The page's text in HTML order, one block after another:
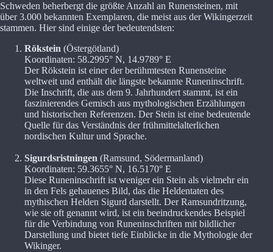
Schweden beherbergt die größte Anzahl an Runensteinen, mit
über 3.000 bekannten Exemplaren, die meist aus der Wikingerzeit
stammen. Hier sind einige der bedeutendsten:
Rökstein (Östergötland)
Koordinaten: 58.2995° N, 14.9789° E
Der Rökstein ist einer der berühmtesten Runensteine
weltweit und enthält die längste bekannte Runeninschrift.
Die Inschrift, die aus dem 9. Jahrhundert stammt, ist ein
faszinierendes Gemisch aus mythologischen Erzählungen
und historischen Referenzen. Der Stein ist eine bedeutende
Quelle für das Verständnis der frühmittelalterlichen
nordischen Kultur und Sprache.
Sigurdsristningen (Ramsund, Södermanland)
Koordinaten: 59.3655° N, 16.5170° E
Diese Runeninschrift ist weniger ein Stein als vielmehr ein
in den Fels gehauenes Bild, das die Heldentaten des
mythischen Helden Sigurd darstellt. Der Ramsundritzung,
wie sie oft genannt wird, ist ein beeindruckendes Beispiel
für die Verbindung von Runeninschriften mit bildlicher
Darstellung und bietet tiefe Einblicke in die Mythologie der
Wikinger.